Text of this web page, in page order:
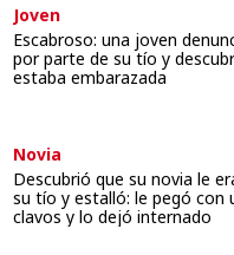
Joven
Escabroso: una joven
por parte de su tío y
estaba embarazada
Novia
Descubrió que su novia le
su tío y estalló: le pegó con
clavos y lo dejó internado